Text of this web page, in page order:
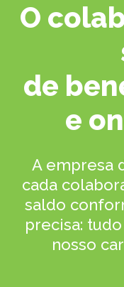
O
de
e
A empresa
cada
saldo
precisa:
nosso